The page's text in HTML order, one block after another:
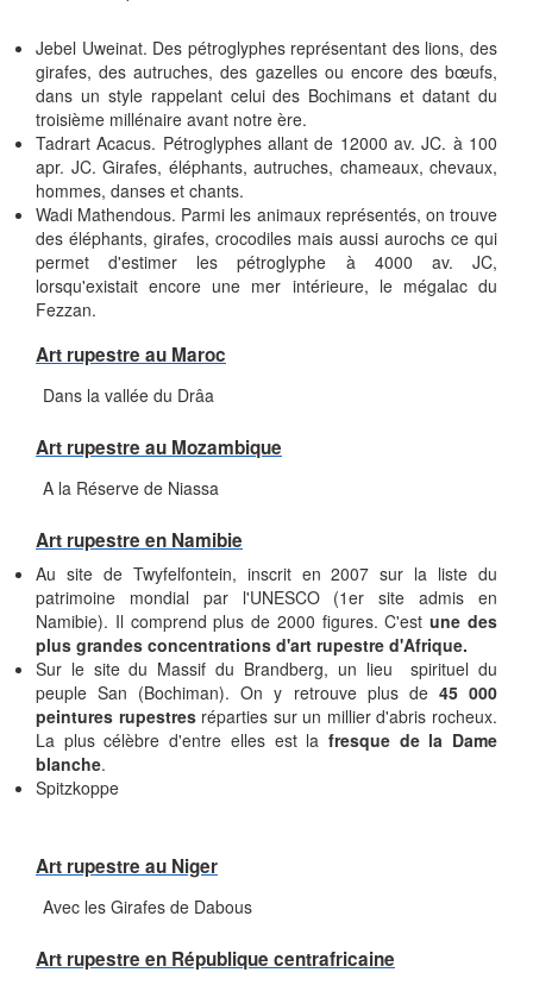
Jebel Uweinat. Des pétroglyphes représentant des lions, des
girafes, des autruches, des gazelles ou encore des bœufs,
dans un style rappelant celui des Bochimans et datant du
troisième millénaire avant notre ère.
Tadrart Acacus. Pétroglyphes allant de 12000 av. JC. à 100
apr. JC. Girafes, éléphants, autruches, chameaux, chevaux,
hommes, danses et chants.
Wadi Mathendous. Parmi les animaux représentés, on trouve
des éléphants, girafes, crocodiles mais aussi aurochs ce qui
permet d'estimer les pétroglyphe à 4000 av. JC,
lorsqu'existait encore une mer intérieure, le mégalac du
Fezzan.
Art rupestre au Maroc
Dans la vallée du Drâa
Art rupestre au Mozambique
A la Réserve de Niassa
Art rupestre en Namibie
Au site de Twyfelfontein, inscrit en 2007 sur la liste du
patrimoine mondial par l'UNESCO (1er site admis en
Namibie). Il comprend plus de 2000 figures. C'estune des
plus grandes concentrations d'art rupestre d'Afrique.
Sur le site du Massif du Brandberg, un lieu spirituel du
peuple San (Bochiman). On y retrouve plus de 45 000
peintures rupestresréparties sur un millier d'abris rocheux.
La plus célèbre d'entre elles est la fresque de la Dame
blanche.
Spitzkoppe
Art rupestre au Niger
Avec les Girafes de Dabous
Art rupestre en République centrafricaine